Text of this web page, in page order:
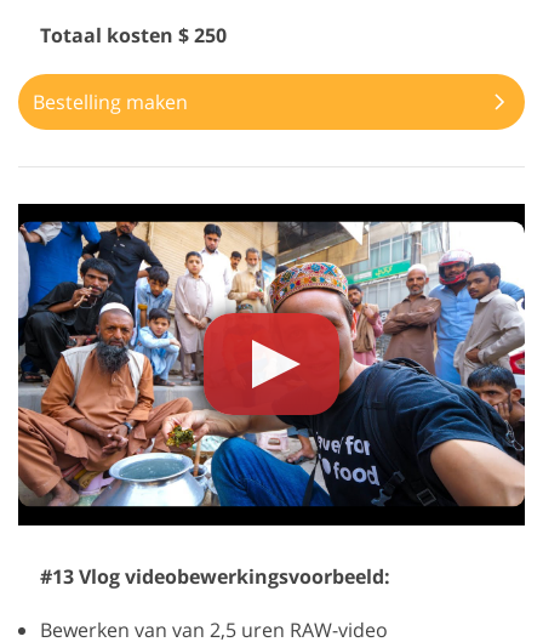
Totaal kosten $ 250
Bestelling maken
#13 Vlog videobewerkingsvoorbeeld:
Bewerken van van 2,5 uren RAW-video